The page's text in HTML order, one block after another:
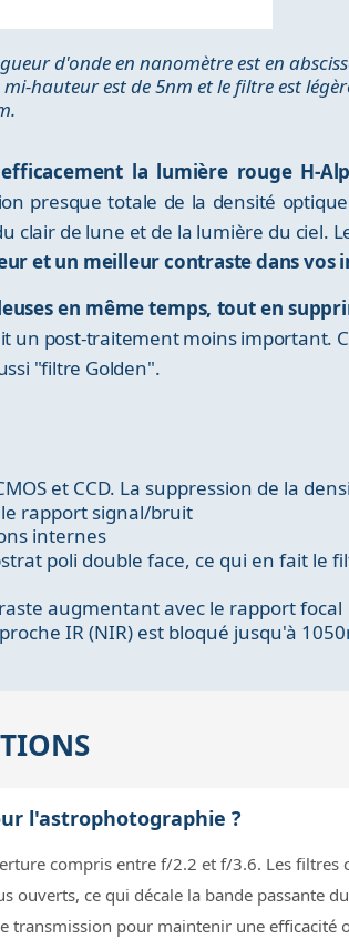
d'onde en nanomètre est en
hauteur est de 5nm et le filtre est
la lumière rouge H-
presque totale de la densité
clair de lune et de la lumière du ciel.
et un meilleur contraste dans vos
en même temps, tout en
un post-traitement moins important.
"filtre Golden".
et CCD. La suppression de la
rapport signal/bruit
internes
poli double face, ce qui en fait le
augmentant avec le rapport focal
IR (NIR) est bloqué jusqu'à
l'astrophotographie ?
compris entre f/2.2 et f/3.6. Les filtres
ouverts, ce qui décale la bande passante
transmission pour maintenir une efficacité